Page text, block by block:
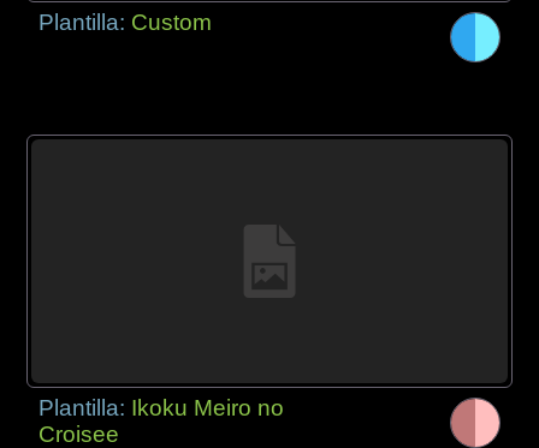
Plantilla: Custom
Plantilla: Ikoku Meiro no
Croisee